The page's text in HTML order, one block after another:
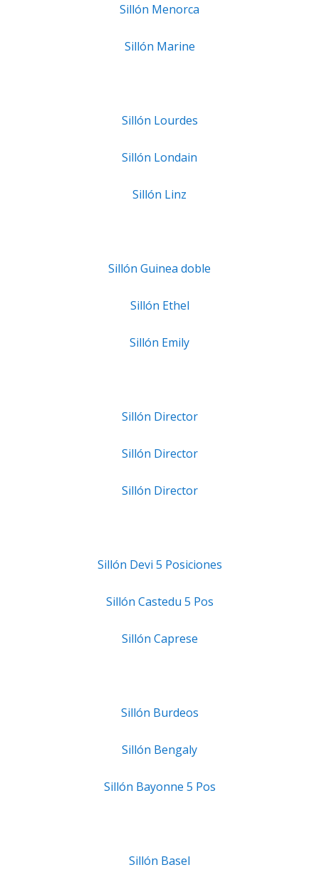
Sillón Menorca
Sillón Marine
Sillón Lourdes
Sillón Londain
Sillón Linz
Sillón Guinea doble
Sillón Ethel
Sillón Emily
Sillón Director
Sillón Director
Sillón Director
Sillón Devi 5 Posiciones
Sillón Castedu 5 Pos
Sillón Caprese
Sillón Burdeos
Sillón Bengaly
Sillón Bayonne 5 Pos
Sillón Basel